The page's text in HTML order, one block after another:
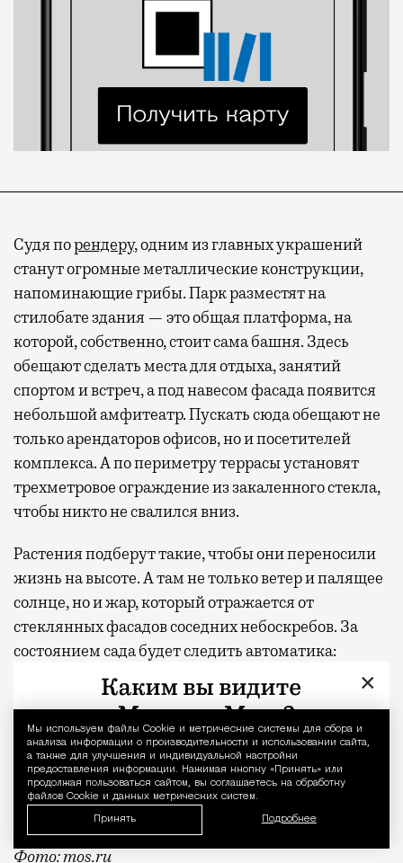
Уведомление
Мы используем файлы Сookie и метрические системы для сбора и
анализа информации о производительности и использовании сайта,
а также для улучшения и индивидуальной настройки
предоставления информации. Нажимая кнопку «Принять» или
продолжая пользоваться сайтом, вы соглашаетесь на обработку
файлов Cookie и данных метрических систем.
Принять Подробнее
Судя порендеру, одним из главных украшений
станут огромные металлические конструкции,
напоминающие грибы. Парк разместят на
стилобате здания — это общая платформа, на
которой, собственно, стоит сама башня. Здесь
обещают сделать места для отдыха, занятий
спортом и встреч, а под навесом фасада появится
небольшой амфитеатр. Пускать сюда обещают не
только арендаторов офисов, но и посетителей
комплекса. А по периметру террасы установят
трехметровое ограждение из закаленного стекла,
чтобы никто не свалился вниз.
Растения подберут такие, чтобы они переносили
жизнь на высоте. А там не только ветер и палящее
солнце, но и жар, который отражается от
стеклянных фасадов соседних небоскребов. За
состоянием сада будет следить автоматика:
датчики будут измерять влажность и кислотность
почвы и контролировать рост растений, чтобы
система сама понимала, когда пора включить
полив.
Завершить строительство планируют до конца
Фото: mos.ru
×